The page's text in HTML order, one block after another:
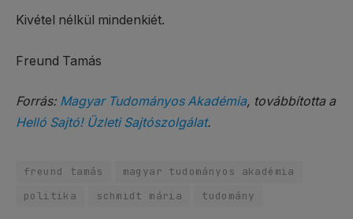
Kivétel nélkül mindenkiét.
Freund Tamás
Forrás: Magyar Tudományos Akadémia, továbbította a
Helló Sajtó! Üzleti Sajtószolgálat.
freund tamás
magyar tudományos akadémia
politika
schmidt mária tudomány